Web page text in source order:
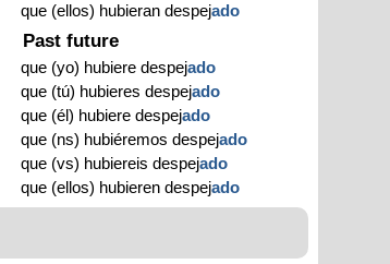
que (ellos) hubieran despejado
Past future
que (yo) hubiere despejado
que (tú) hubieres despejado
que (él) hubiere despejado
que (ns) hubiéremos despejado
que (vs) hubiereis despejado
que (ellos) hubieren despejado